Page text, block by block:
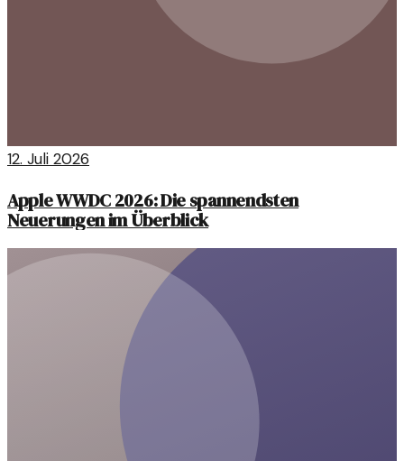
12. Juli 2026
Apple WWDC 2026: Die spannendsten
Neuerungen im Überblick